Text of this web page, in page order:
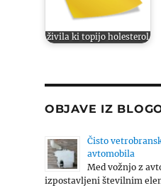
živila ki topijo holesterol
OBJAVE IZ
Čisto
avtomobila
Med vožnjo z
izpostavljeni številnim